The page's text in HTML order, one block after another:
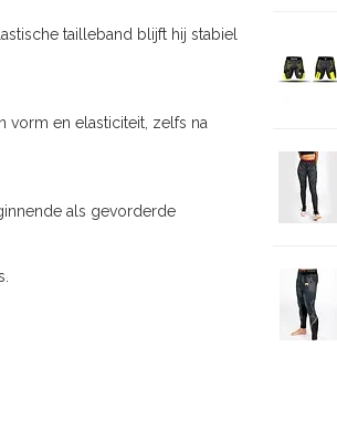
tailleband blijft hij stabiel
vorm en elasticiteit, zelfs na
als gevorderde